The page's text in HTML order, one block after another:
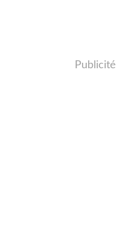
Publicité